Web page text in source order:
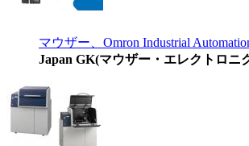
マウザー、Omron Industrial
Japan GK(マウザー・エレクトロニ